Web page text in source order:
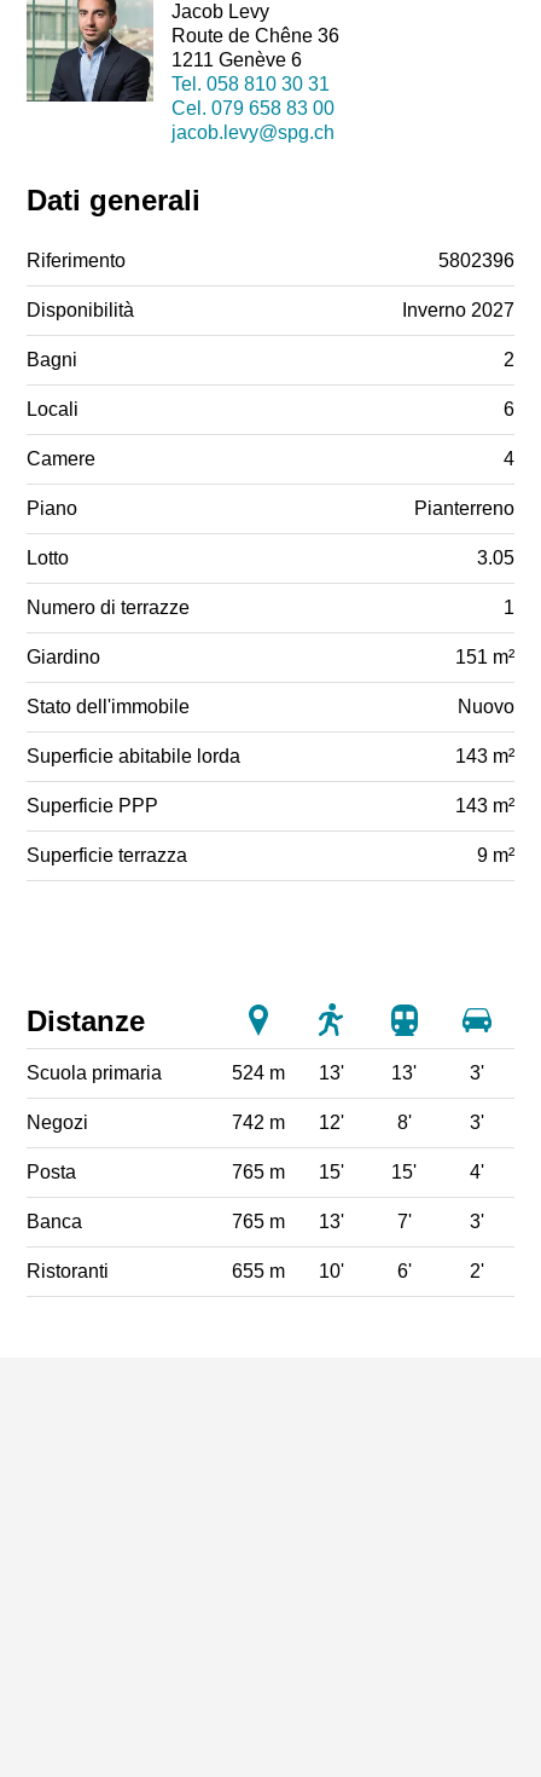
Distanze
Scuola primaria 524 m 13' 13' 3'
Negozi 742 m 12' 8' 3'
Posta 765 m 15' 15' 4'
Banca 765 m 13' 7' 3'
Ristoranti 655 m 10' 6' 2'
Jacob Levy
Route de Chêne 36
1211 Genève 6
Tel. 058 810 30 31
Cel. 079 658 83 00
jacob.levy@spg.ch
Dati generali
Riferimento 5802396
Disponibilità Inverno 2027
Bagni 2
Locali 6
Camere 4
Piano Pianterreno
Lotto 3.05
Numero di terrazze 1
Giardino 151 m²
Stato dell'immobile Nuovo
Superficie abitabile lorda 143 m²
Superficie PPP 143 m²
Superficie terrazza 9 m²